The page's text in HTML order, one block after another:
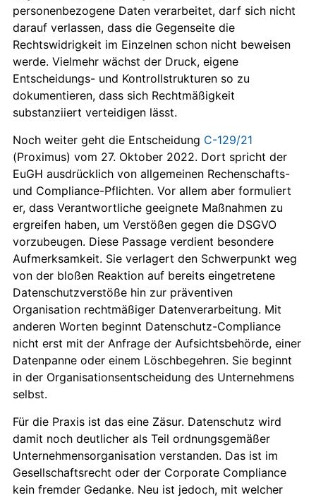
personenbezogene Daten verarbeitet, darf sich nicht
darauf verlassen, dass die Gegenseite die
Rechtswidrigkeit im Einzelnen schon nicht beweisen
werde. Vielmehr wächst der Druck, eigene
Entscheidungs- und Kontrollstrukturen so zu
dokumentieren, dass sich Rechtmäßigkeit
substanziiert verteidigen lässt.
Noch weiter geht die Entscheidung C-129/21
(Proximus) vom 27. Oktober 2022. Dort spricht der
EuGH ausdrücklich von allgemeinen Rechenschafts-
und Compliance-Pflichten. Vor allem aber formuliert
er, dass Verantwortliche geeignete Maßnahmen zu
ergreifen haben, um Verstößen gegen die DSGVO
vorzubeugen. Diese Passage verdient besondere
Aufmerksamkeit. Sie verlagert den Schwerpunkt weg
von der bloßen Reaktion auf bereits eingetretene
Datenschutzverstöße hin zur präventiven
Organisation rechtmäßiger Datenverarbeitung. Mit
anderen Worten beginnt Datenschutz-Compliance
nicht erst mit der Anfrage der Aufsichtsbehörde, einer
Datenpanne oder einem Löschbegehren. Sie beginnt
in der Organisationsentscheidung des Unternehmens
selbst.
Für die Praxis ist das eine Zäsur. Datenschutz wird
damit noch deutlicher als Teil ordnungsgemäßer
Unternehmensorganisation verstanden. Das ist im
Gesellschaftsrecht oder der Corporate Compliance
kein fremder Gedanke. Neu ist jedoch, mit welcher